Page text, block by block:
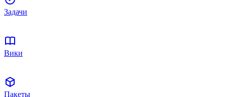
Задачи
Вики
Пакеты